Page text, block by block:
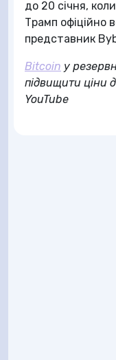
до 20 січня,
Трамп офіційно
представник
Bitcoin у
підвищити ціни
YouTube